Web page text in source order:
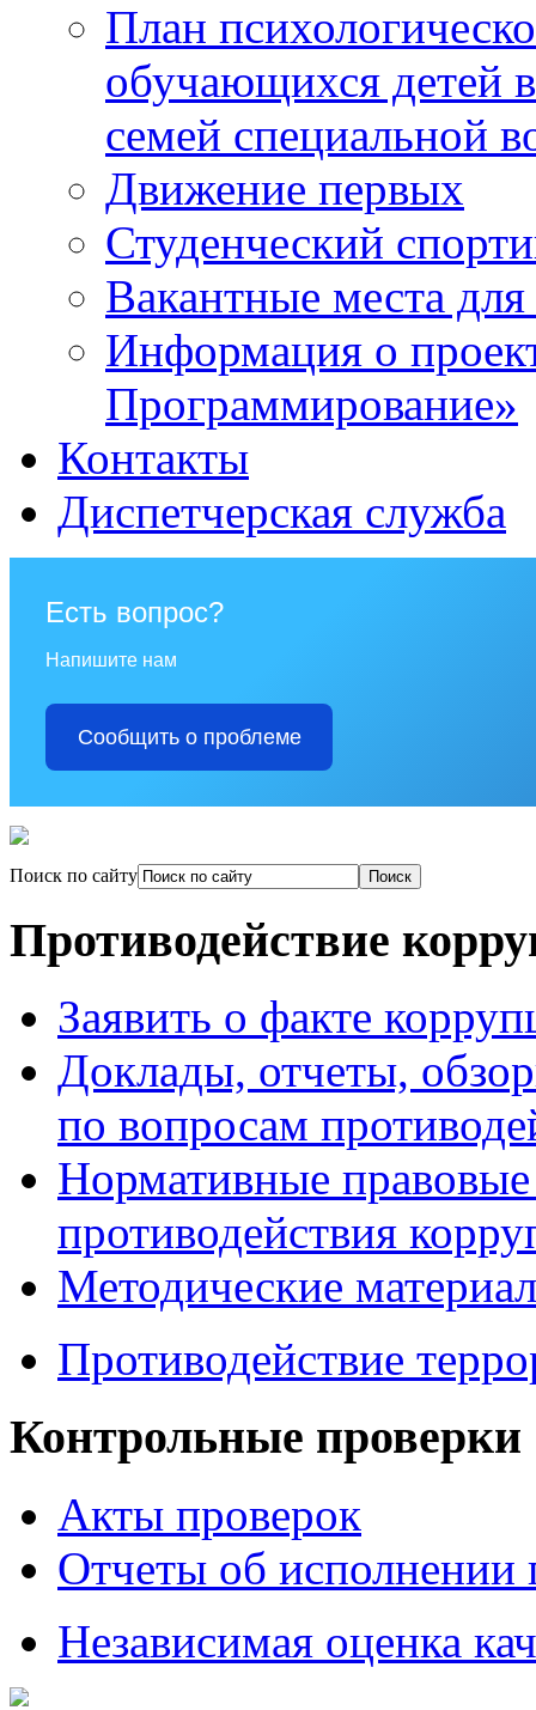
План
обучающихся детей
семей специальной
Движение первых
Студенческий
Вакантные места для
Информация о
Программирование»
Контакты
Диспетчерская служба
Есть вопрос?
Напишите нам
Сообщить о проблеме
Поиск по сайту
Противодействие
Заявить о факте
Доклады, отчеты,
по вопросам
Нормативные
противодействия
Методические
Противодействие
Контрольные проверки
Акты проверок
Отчеты об исполнении
Независимая оценка